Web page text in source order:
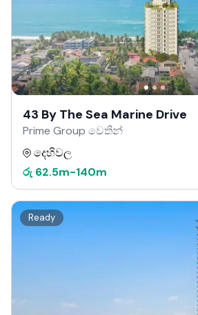
43 By The Sea Marine Drive
Prime Group වෙතින්
දෙහිවල
රු 62.5m-140m
Ready